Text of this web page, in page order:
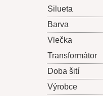
Silueta
Barva
Vlečka
Transformátor
Doba šití
Výrobce